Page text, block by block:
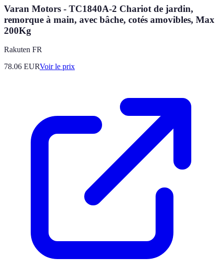
Varan Motors - TC1840A-2 Chariot de jardin,
remorque à main, avec bâche, cotés amovibles, Max
200Kg
Rakuten FR
78.06 EURVoir le prix